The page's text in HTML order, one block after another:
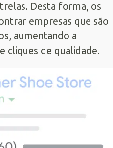
Desta forma, os
empresas que são
aumentando a
cliques de qualidade.